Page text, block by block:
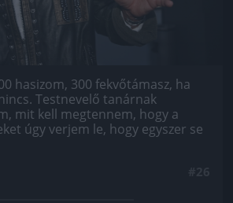
hasizom, 300 fekvőtámasz, ha
Testnevelő tanárnak
mit kell megtennem, hogy a
úgy verjem le, hogy egyszer se